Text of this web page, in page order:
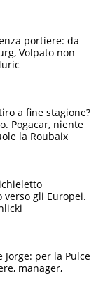
portiere: da
Volpato non
a fine stagione?
Pogacar, niente
la Roubaix
verso gli Europei.
per la Pulce
manager,